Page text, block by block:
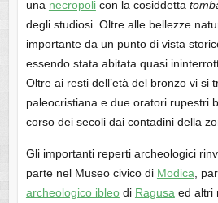
una necropolicon la cosiddetta
degli studiosi. Oltre alle bellezze
importante da un punto di vista
essendo stata abitata quasi
Oltre ai resti dell’età del bronzo vi si
paleocristiana e due oratori rupestri
corso dei secoli dai contadini della
Gli importanti reperti archeologici
parte nel Museo civico di Modica ,
archeologico ibleodi Ragusa ed altri